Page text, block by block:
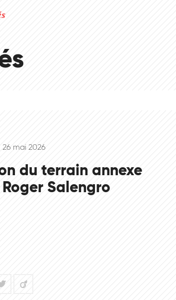
26 mai 2026
du terrain annexe
Salengro
TwitterViadeo